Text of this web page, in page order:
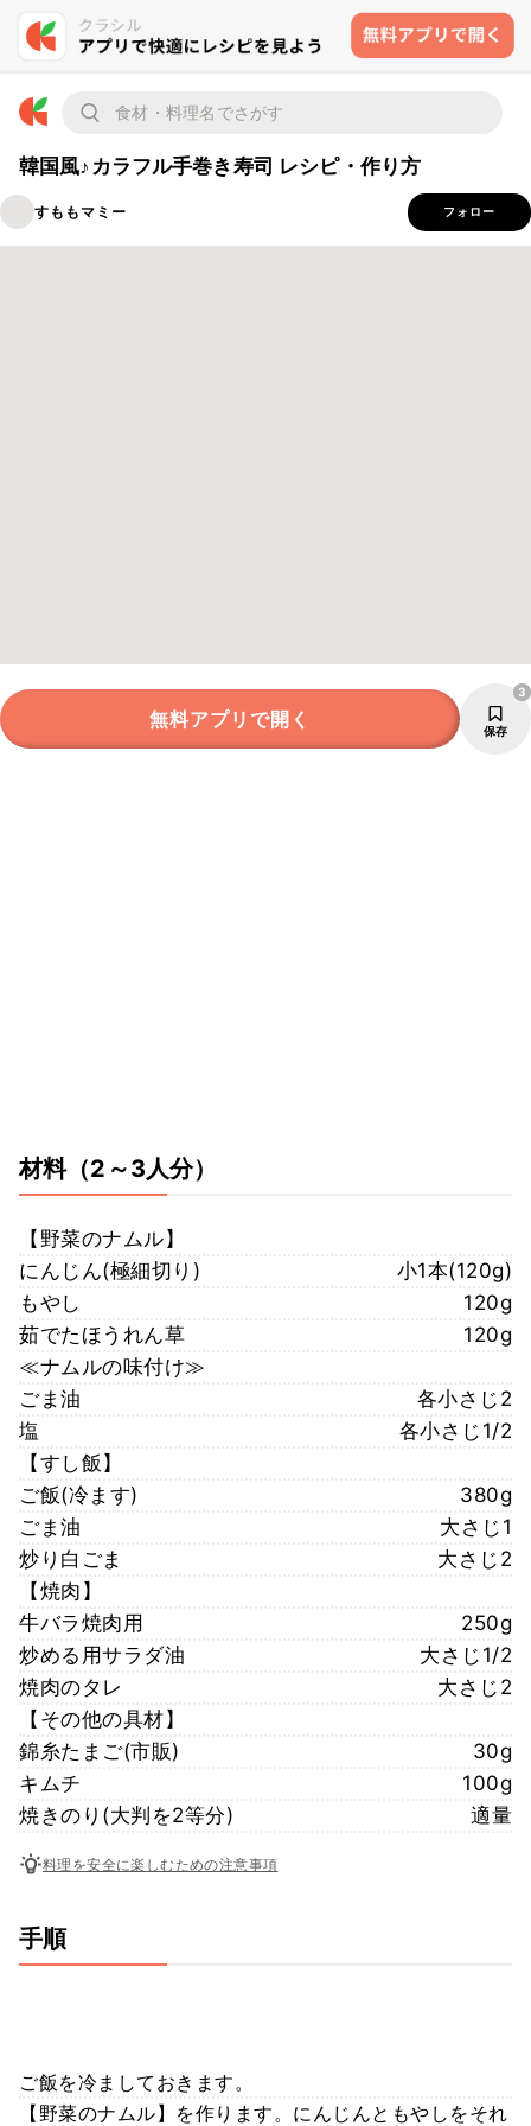
韓国風♪カラフル手巻き寿司 レシピ・作り方
すももマミー フォロー
無料アプリで開く 保存
3
材料（2～3人分）
【野菜のナムル】
にんじん(極細切り)
小1本(120g)
もやし
120g
茹でたほうれん草
120g
≪ナムルの味付け≫
ごま油
各小さじ2
塩
各小さじ1/2
【すし飯】
ご飯(冷ます)
380g
ごま油
大さじ1
炒り白ごま
大さじ2
【焼肉】
牛バラ焼肉用
250g
炒める用サラダ油
大さじ1/2
焼肉のタレ
大さじ2
【その他の具材】
錦糸たまご(市販)
30g
キムチ
100g
焼きのり(大判を2等分)
適量
料理を安全に楽しむための注意事項
手順
ご飯を冷ましておきます。
【野菜のナムル】を作ります。にんじんともやしをそれ